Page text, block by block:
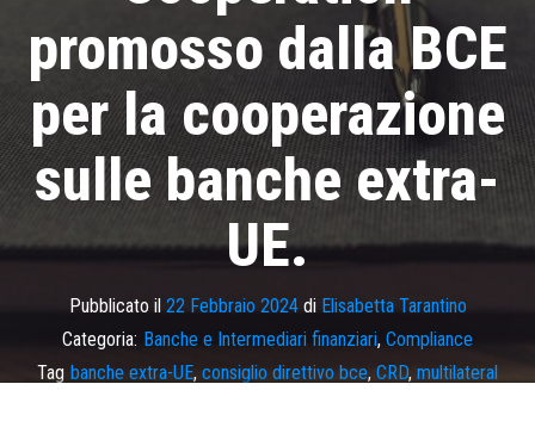
promosso dalla BCE
per la cooperazione
sulle banche extra-
UE.
Pubblicato il 22 Febbraio 2024di Elisabetta Tarantino
Categoria: Banche e Intermediari finanziari, Compliance
Tag banche extra-UE, consiglio direttivo bce, CRD, multilateral